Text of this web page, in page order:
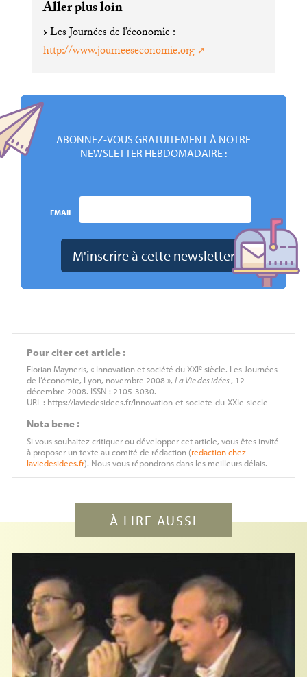
Aller plus loin
Les Journées de l’économie :
http://www.journeeseconomie.org
ABONNEZ-VOUS GRATUITEMENT À NOTRE
NEWSLETTER HEBDOMADAIRE :
EMAIL
Pour citer cet article :
Florian Mayneris, « Innovation et société duXXIesiècle. Les Journées
de l’économie, Lyon, novembre 2008 », La Vie des idées, 12
décembre 2008. ISSN : 2105-3030.
URL : https://laviedesidees.fr/Innovation-et-societe-du-XXIe-siecle
Nota bene :
Si vous souhaitez critiquer ou développer cet article, vous êtes invité
à proposer un texte au comité de rédaction (redactionchez
laviedesidees.fr). Nous vous répondrons dans les meilleurs délais.
À LIRE AUSSI